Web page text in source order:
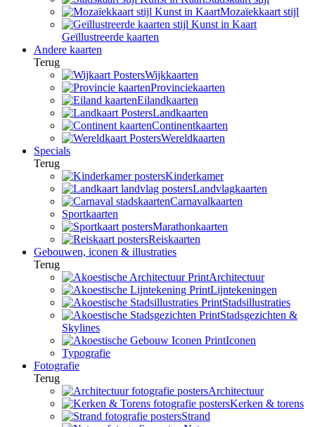
Mozaïekkaart stijl
Geïllustreerde kaarten
Andere kaarten
Terug
Wijkkaarten
Provinciekaarten
Eilandkaarten
Landkaarten
Continentkaarten
Wereldkaarten
Specials
Terug
Kinderkamer
Landvlagkaarten
Carnavalkaarten
Sportkaarten
Marathonkaarten
Reiskaarten
Gebouwen, iconen & illustraties
Terug
Architectuur
Lijntekeningen
Stadsillustraties
Stadsgezichten &
Skylines
Iconen
Typografie
Fotografie
Terug
Architectuur
Kerken & torens
Strand